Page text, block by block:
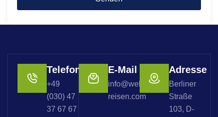
Telefon
+49
(030) 47
37 67 67
E-Mail
info@welterbe-
reisen.com
Adresse
Berliner
Straße
103, D-